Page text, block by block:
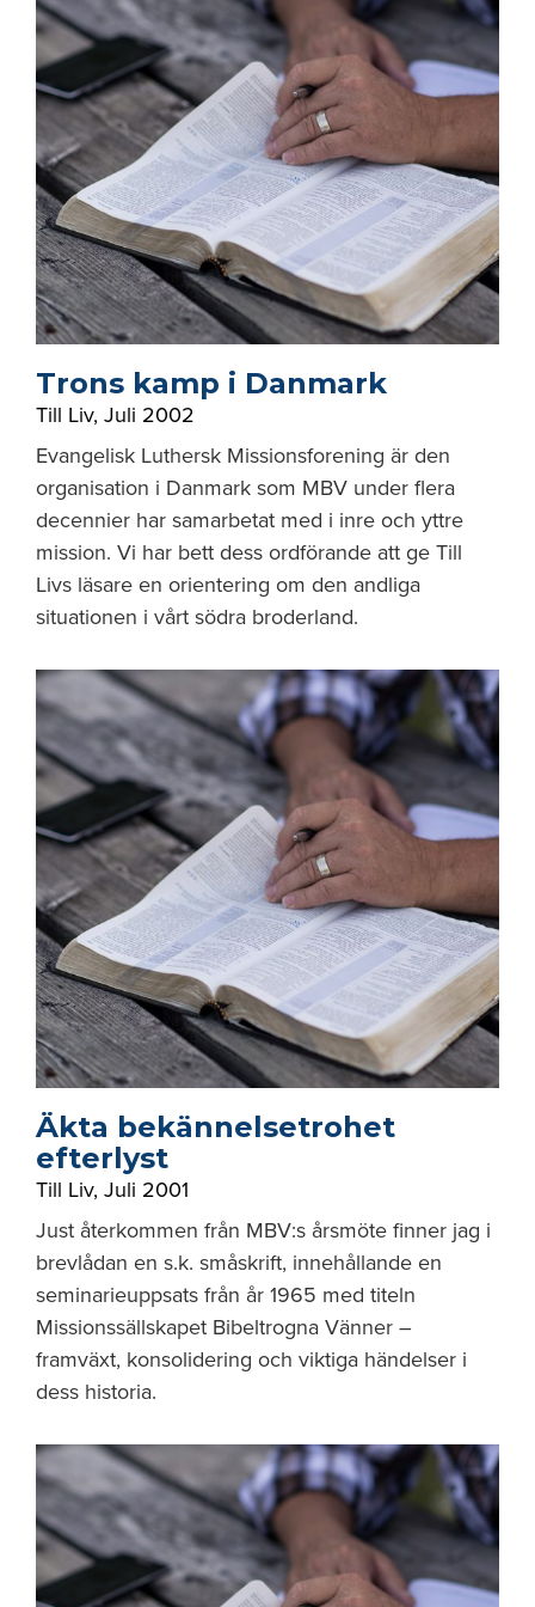
Trons kamp i Danmark
Till Liv, Juli 2002
Evangelisk Luthersk Missionsforening är den
organisation i Danmark som MBV under flera
decennier har samarbetat med i inre och yttre
mission. Vi har bett dess ordförande att ge Till
Livs läsare en orientering om den andliga
situationen i vårt södra broderland.
Äkta bekännelsetrohet
efterlyst
Till Liv, Juli 2001
Just återkommen från MBV:s årsmöte finner jag i
brevlådan en s.k. småskrift, innehållande en
seminarieuppsats från år 1965 med titeln
Missionssällskapet Bibeltrogna Vänner –
framväxt, konsolidering och viktiga händelser i
dess historia.